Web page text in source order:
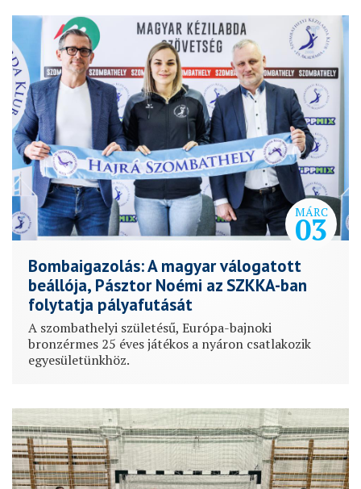
MÁRC
03
Bombaigazolás: A magyar válogatott
beállója, Pásztor Noémi az SZKKA-ban
folytatja pályafutását
A szombathelyi születésű, Európa-bajnoki
bronzérmes 25 éves játékos a nyáron csatlakozik
egyesületünkhöz.